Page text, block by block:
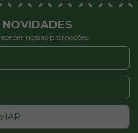
nossas promoções: